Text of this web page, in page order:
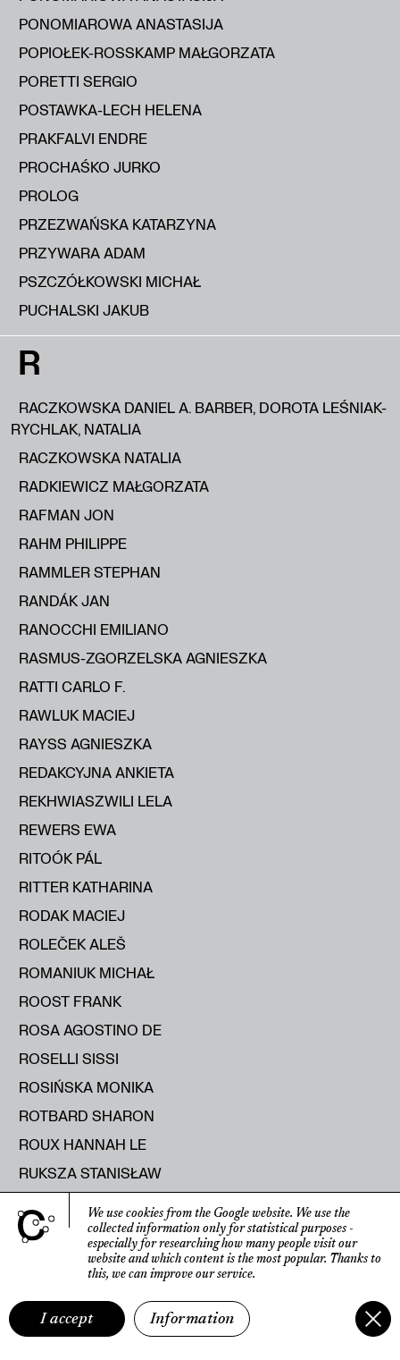
PONOMIAROWA ANASTASIJA
POPIOŁEK-ROSSKAMP MAŁGORZATA
PORETTI SERGIO
POSTAWKA-LECH HELENA
PRAKFALVI ENDRE
PROCHAŚKO JURKO
PROLOG
PRZEZWAŃSKA KATARZYNA
PRZYWARA ADAM
PSZCZÓŁKOWSKI MICHAŁ
PUCHALSKI JAKUB
R
RACZKOWSKA DANIEL A. BARBER, DOROTA LEŚNIAK-
RYCHLAK, NATALIA
RACZKOWSKA NATALIA
RADKIEWICZ MAŁGORZATA
RAFMAN JON
RAHM PHILIPPE
RAMMLER STEPHAN
RANDÁK JAN
RANOCCHI EMILIANO
RASMUS-ZGORZELSKA AGNIESZKA
RATTI CARLO F.
RAWLUK MACIEJ
RAYSS AGNIESZKA
REDAKCYJNA ANKIETA
REKHWIASZWILI LELA
REWERS EWA
RITOÓK PÁL
RITTER KATHARINA
RODAK MACIEJ
ROLEČEK ALEŠ
ROMANIUK MICHAŁ
ROOST FRANK
ROSA AGOSTINO DE
ROSELLI SISSI
ROSIŃSKA MONIKA
ROTBARD SHARON
ROUX HANNAH LE
RUKSZA STANISŁAW
RUNTING HELEN
RUSAK MARYIA
RUSECKA KATERYNA
RUTKOWSKI ROMAN
We use cookies from the Google website. We use the
collected information only for statistical purposes -
especially for researching how many people visit our
website and which content is the most popular. Thanks to
this, we can improve our service.
I accept Information